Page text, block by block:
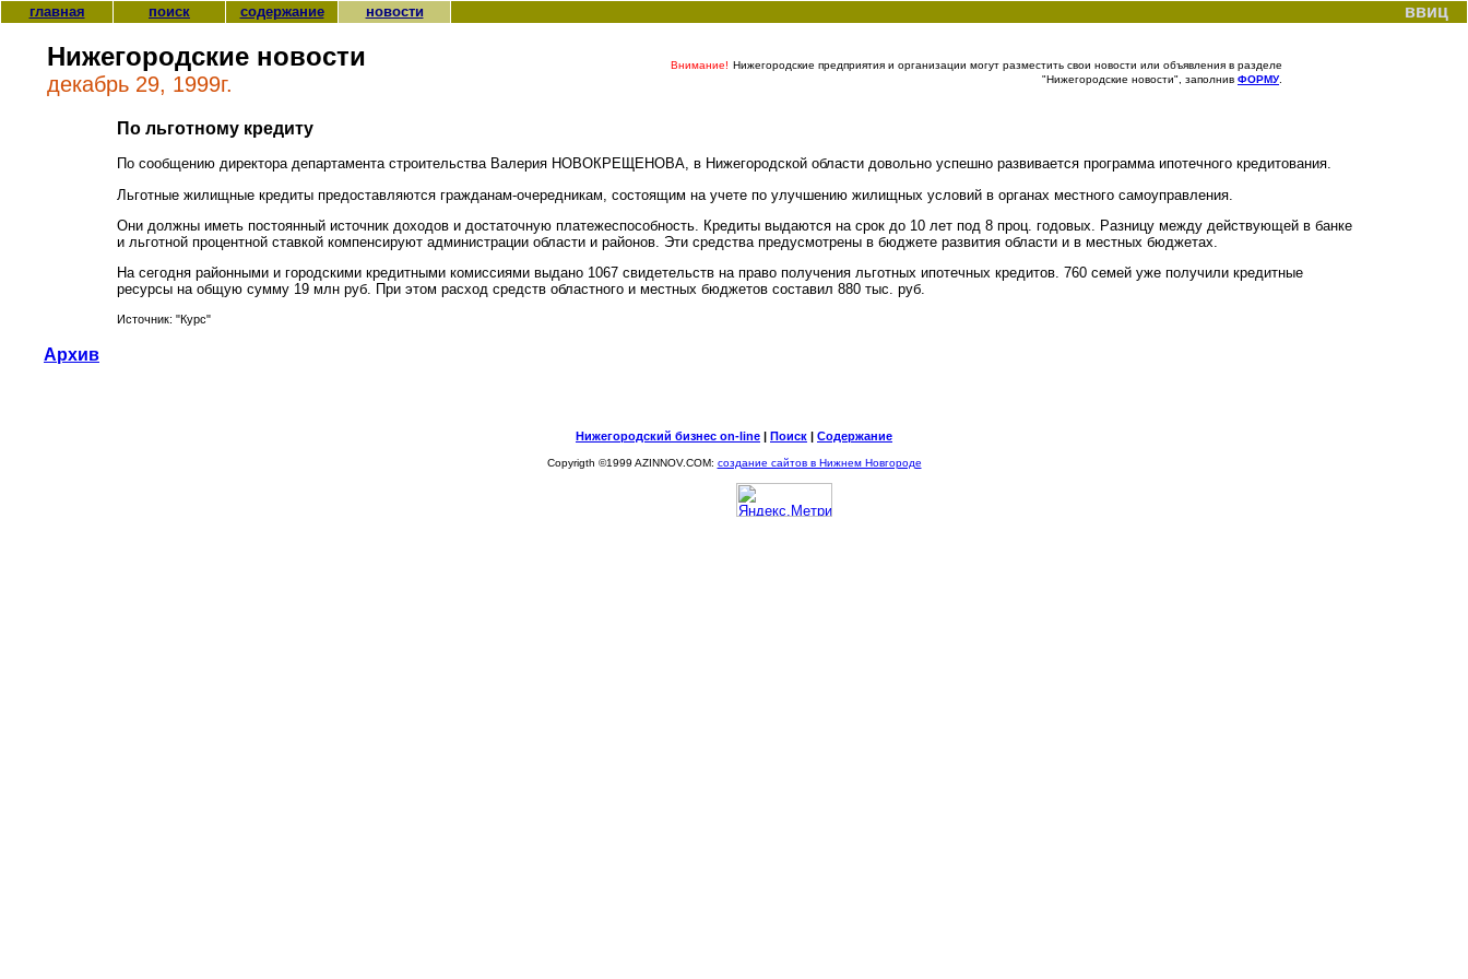
главная поиск содержание новости ввиц
Нижегородские новости
декабрь 29, 1999г.
Внимание! Нижегородские предприятия и организации могут разместить свои новости или объявления в разделе
"Нижегородские новости", заполнив ФОРМУ.
По льготному кредиту
По сообщению директора департамента строительства Валерия НОВОКРЕЩЕНОВА, в Нижегородской области довольно успешно развивается программа ипотечного кредитования.
Льготные жилищные кредиты предоставляются гражданам-очередникам, состоящим на учете по улучшению жилищных условий в органах местного самоуправления.
Они должны иметь постоянный источник доходов и достаточную платежеспособность. Кредиты выдаются на срок до 10 лет под 8 проц. годовых. Разницу между действующей в банке
и льготной процентной ставкой компенсируют администрации области и районов. Эти средства предусмотрены в бюджете развития области и в местных бюджетах.
На сегодня районными и городскими кредитными комиссиями выдано 1067 свидетельств на право получения льготных ипотечных кредитов. 760 семей уже получили кредитные
ресурсы на общую сумму 19 млн руб. При этом расход средств областного и местных бюджетов составил 880 тыс. руб.
Источник: "Курс"
Архив
Нижегородский бизнес on-line | Поиск | Содержание
Copyrigth ©1999 AZINNOV.COM: создание сайтов в Нижнем Новгороде